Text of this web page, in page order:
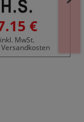
€
inkl. MwSt.